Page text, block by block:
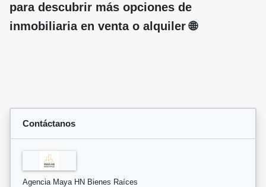
para descubrir más opciones de
inmobiliaria en venta o alquiler 🌐
Contáctanos
Agencia Maya HN Bienes Raíces